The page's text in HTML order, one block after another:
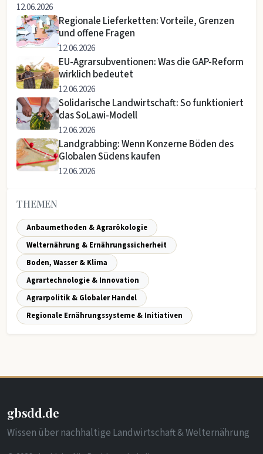
12.06.2026
Regionale Lieferketten: Vorteile, Grenzen
und offene Fragen
12.06.2026
EU-Agrarsubventionen: Was die GAP-Reform
wirklich bedeutet
12.06.2026
Solidarische Landwirtschaft: So funktioniert
das SoLawi-Modell
12.06.2026
Landgrabbing: Wenn Konzerne Böden des
Globalen Südens kaufen
12.06.2026
THEMEN
Anbaumethoden & Agrarökologie
Welternährung & Ernährungssicherheit
Boden, Wasser & Klima
Agrartechnologie & Innovation
Agrarpolitik & Globaler Handel
Regionale Ernährungssysteme & Initiativen
gbsdd.de
Wissen über nachhaltige Landwirtschaft & Welternährung